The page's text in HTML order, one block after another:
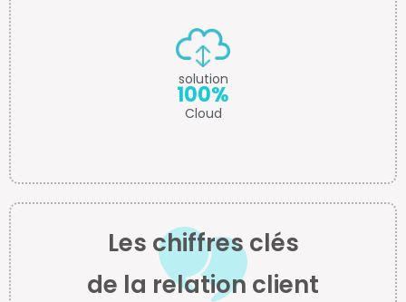
solution
100%
Cloud
Les chiffres clés
de la relation client